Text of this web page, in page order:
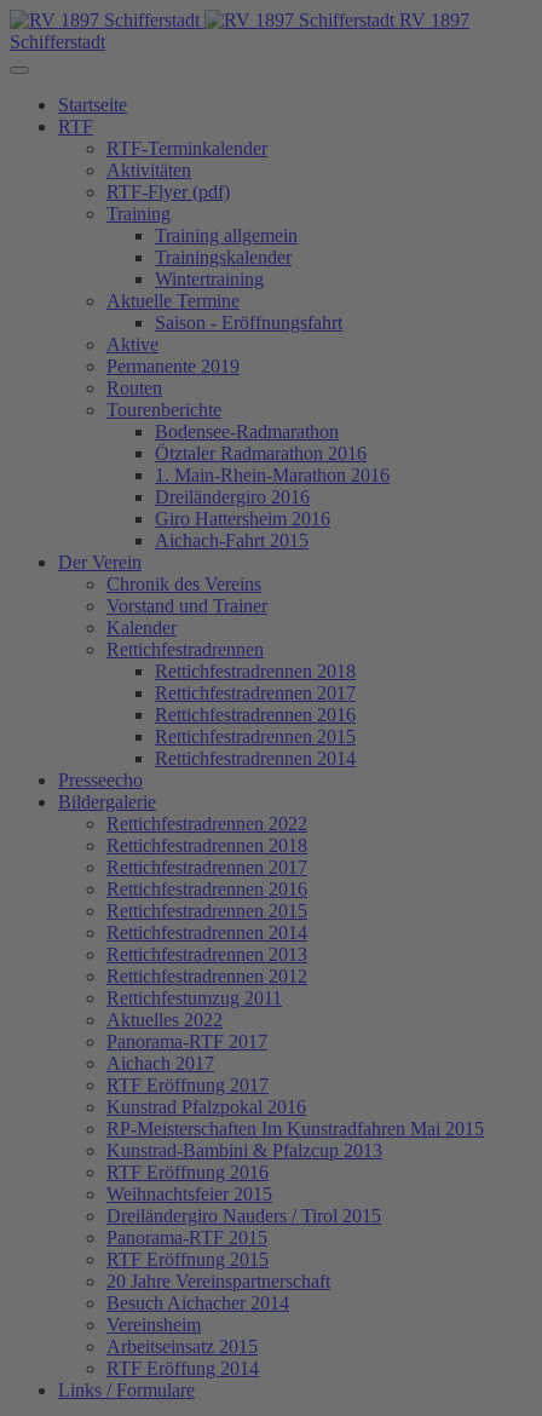
RV 1897
Schifferstadt
Startseite
RTF
RTF-Terminkalender
Aktivitäten
RTF-Flyer (pdf)
Training
Training allgemein
Trainingskalender
Wintertraining
Aktuelle Termine
Saison - Eröffnungsfahrt
Aktive
Permanente 2019
Routen
Tourenberichte
Bodensee-Radmarathon
Ötztaler Radmarathon 2016
1. Main-Rhein-Marathon 2016
Dreiländergiro 2016
Giro Hattersheim 2016
Aichach-Fahrt 2015
Der Verein
Chronik des Vereins
Vorstand und Trainer
Kalender
Rettichfestradrennen
Rettichfestradrennen 2018
Rettichfestradrennen 2017
Rettichfestradrennen 2016
Rettichfestradrennen 2015
Rettichfestradrennen 2014
Presseecho
Bildergalerie
Rettichfestradrennen 2022
Rettichfestradrennen 2018
Rettichfestradrennen 2017
Rettichfestradrennen 2016
Rettichfestradrennen 2015
Rettichfestradrennen 2014
Rettichfestradrennen 2013
Rettichfestradrennen 2012
Rettichfestumzug 2011
Aktuelles 2022
Panorama-RTF 2017
Aichach 2017
RTF Eröffnung 2017
Kunstrad Pfalzpokal 2016
RP-Meisterschaften Im Kunstradfahren Mai 2015
Kunstrad-Bambini & Pfalzcup 2013
RTF Eröffnung 2016
Weihnachtsfeier 2015
Dreiländergiro Nauders / Tirol 2015
Panorama-RTF 2015
RTF Eröffnung 2015
20 Jahre Vereinspartnerschaft
Besuch Aichacher 2014
Vereinsheim
Arbeitseinsatz 2015
RTF Eröffung 2014
Links / Formulare